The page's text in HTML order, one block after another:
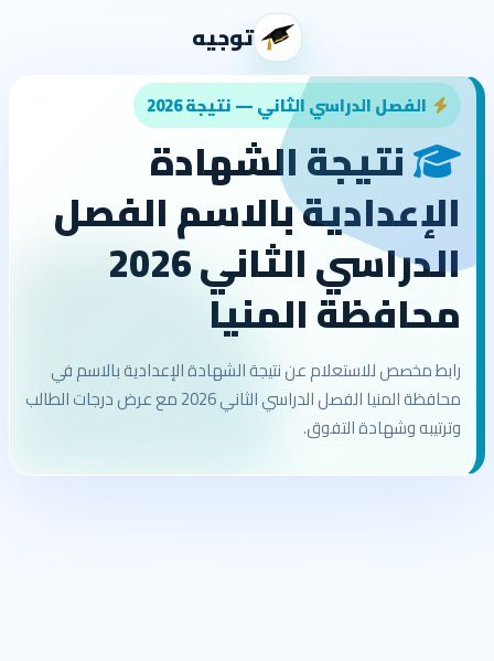
توجيه
الفصل الدراسي الثاني — نتيجة 2026
نتيجة الشهادة
الإعدادية بالاسم الفصل
الدراسي الثاني 2026
محافظة المنيا
رابط مخصص للاستعلام عن نتيجة الشهادة الإعدادية بالاسم في
محافظة المنيا الفصل الدراسي الثاني 2026 مع عرض درجات الطالب
وترتيبه وشهادة التفوق.